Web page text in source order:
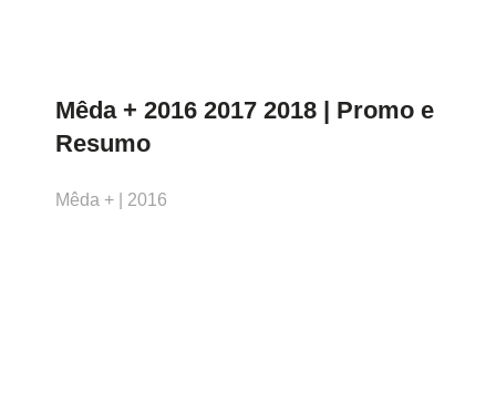
Mêda + 2016 2017 2018 | Promo e
Resumo
Mêda + | 2016